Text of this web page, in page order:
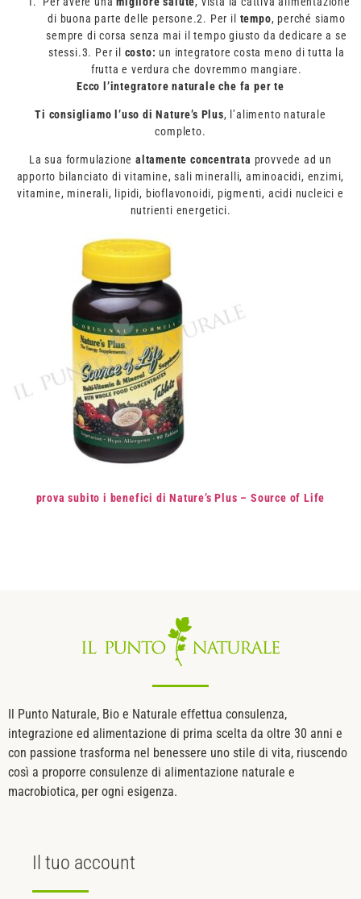
di buona parte delle persone.2. Per il tempo, perché siamo
sempre di corsa senza mai il tempo giusto da dedicare a se
stessi.3. Per il costo: un integratore costa meno di tutta la
frutta e verdura che dovremmo mangiare.
Ecco l’integratore naturale che fa per te
Ti consigliamo l’uso di Nature’s Plus, l’alimento naturale
completo.
La sua formulazionealtamente concentrata provvede ad un
apporto bilanciato di vitamine, sali mineralli, aminoacidi, enzimi,
vitamine, minerali, lipidi, bioflavonoidi, pigmenti, acidi nucleici e
nutrienti energetici.
prova subito i benefici diNature’s Plus – Source of Life
Il Punto Naturale, Bio e Naturale effettua consulenza,
integrazione ed alimentazione di prima scelta da oltre 30 anni e
con passione trasforma nel benessere uno stile di vita, riuscendo
così a proporre consulenze di alimentazione naturale e
macrobiotica, per ogni esigenza.
Il tuo account